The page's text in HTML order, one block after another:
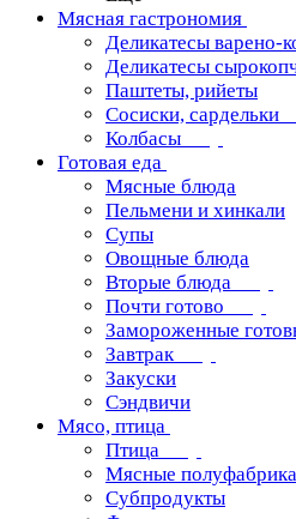
Мясная гастрономия
Деликатесы варено-
Деликатесы
Паштеты, рийеты
Сосиски, сардельки
Колбасы
Готовая еда
Мясные блюда
Пельмени и хинкали
Супы
Овощные блюда
Вторые блюда
Почти готово
Замороженные
Завтрак
Закуски
Сэндвичи
Мясо, птица
Птица
Мясные
Субпродукты